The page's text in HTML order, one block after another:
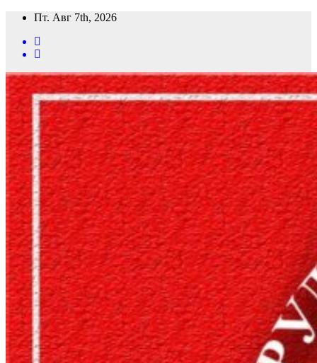
Перейти
содержимому
Пт. Авг 7th, 2026